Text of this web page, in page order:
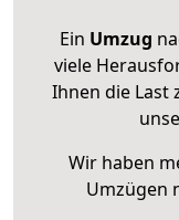
Ein Umzug
viele
Ihnen die Last
Wir haben
Umzügen